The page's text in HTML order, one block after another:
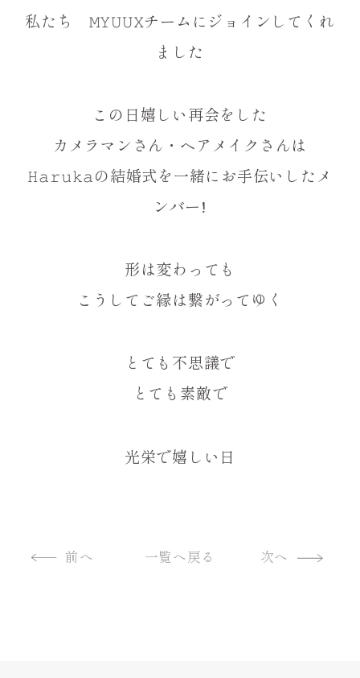
私たち 𝙼𝚈𝚄𝚄𝚇チームにジョインしてくれ
ました
この日嬉しい再会をした
カメラマンさん・ヘアメイクさんは
𝙷𝚊𝚛𝚞𝚔𝚊の結婚式を一緒にお手伝いしたメ
ンバー!
形は変わっても
こうしてご縁は繋がってゆく
とても不思議で
とても素敵で
光栄で嬉しい日
前へ 一覧へ戻る 次へ